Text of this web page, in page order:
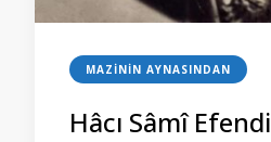
MAZININ AYNASINDAN
Hâcı Sâmî